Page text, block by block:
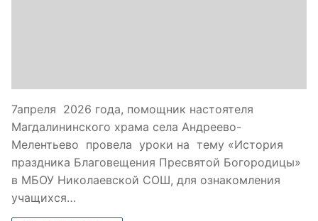
7апреля 2026 года, помощник настоятеля
Магдалининского храма села Андреево-
Мелентьево провела уроки на тему «История
праздника Благовещения Пресвятой Богородицы»
в МБОУ Николаевской СОШ, для ознакомления
учащихся…